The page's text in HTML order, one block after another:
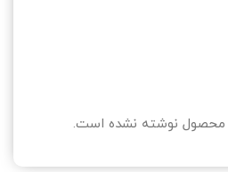
محصول نوشته نشده است.